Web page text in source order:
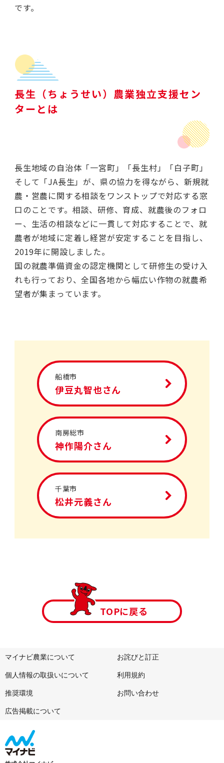
です。
長生（ちょうせい）農業独立支援セン
ターとは
長生地域の自治体「一宮町」「長生村」「白子町」
そして「JA長生」が、県の協力を得ながら、新規就
農・営農に関する相談をワンストップで対応する窓
口のことです。相談、研修、育成、就農後のフォロ
ー、生活の相談などに一貫して対応することで、就
農者が地域に定着し経営が安定することを目指し、
2019年に開設しました。
国の就農準備資金の認定機関として研修生の受け入
れも行っており、全国各地から幅広い作物の就農希
望者が集まっています。
船橋市
伊豆丸智也さん
南房総市
神作陽介さん
千葉市
松井元義さん
TOPに戻る
マイナビ農業について お詫びと訂正
個人情報の取扱いについて 利用規約
推奨環境 お問い合わせ
広告掲載について